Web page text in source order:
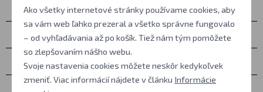
Zastihnete nás
Všetko o nákupe
Ďalšie informácie
Ostatné
Ako všetky internetové stránky používame cookies, aby
sa vám web ľahko prezeral a všetko správne fungovalo
– od vyhľadávania až po košík. Tiež nám tým pomôžete
so zlepšovaním nášho webu.
Svoje nastavenia cookies môžete neskôr kedykoľvek
zmeniť. Viac informácií nájdete v článku Informácie